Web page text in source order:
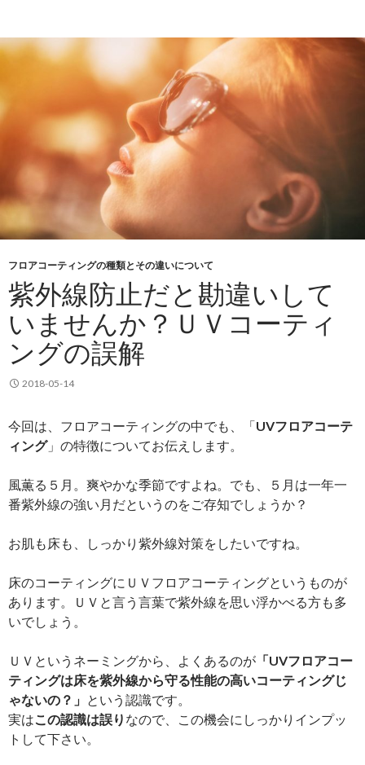
フロアコーティングの種類とその違いについて
紫外線防止だと勘違いして
いませんか？ＵＶコーティ
ングの誤解
2018-05-14
今回は、フロアコーティングの中でも、「UVフロアコーテ
ィング」の特徴についてお伝えします。
風薫る５月。爽やかな季節ですよね。でも、５月は一年一
番紫外線の強い月だというのをご存知でしょうか？
お肌も床も、しっかり紫外線対策をしたいですね。
床のコーティングにＵＶフロアコーティングというものが
あります。ＵＶと言う言葉で紫外線を思い浮かべる方も多
いでしょう。
ＵＶというネーミングから、よくあるのが 「UVフロアコー
ティングは床を紫外線から守る性能の高いコーティングじ
ゃないの？」 という認識です。
実はこの認識は誤り なので、この機会にしっかりインプッ
トして下さい。